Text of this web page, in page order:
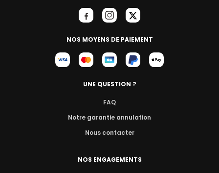
NOS MOYENS DE PAIEMENT
UNE QUESTION ?
FAQ
Notre garantie annulation
Nous contacter
NOS ENGAGEMENTS